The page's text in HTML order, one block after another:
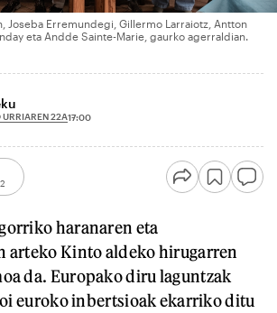
Joseba Erremundegi, Gillermo Larraiotz, Antton
eta Andde Sainte-Marie, gaurko agerraldian.
22A17:00
haranaren eta
arteko Kinto aldeko hirugarren
da. Europako diru laguntzak
euroko inbertsioak ekarriko ditu